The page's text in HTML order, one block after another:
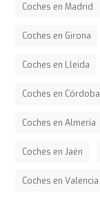
Coches en Madrid
Coches en Girona
Coches en Lleida
Coches en Córdoba
Coches en Almería
Coches en Jaén
Coches en Valencia